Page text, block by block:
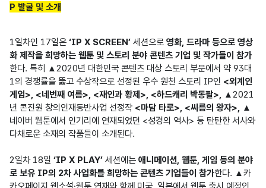
P 발굴 및 소개
1일차인 17일은 ‘IP X SCREEN’ 세션으로 영화, 드라마 등으로 영상
화 제작을 희망하는 웹툰 및 스토리 분야 콘텐츠 기업 및 작가들이 참가
한다. 특히 ▲2020년 대한민국 콘텐츠 대상 스토리 부문에서 약 93대
1의 경쟁률을 뚫고 수상작으로 선정된 우수 원천 스토리 IP인 <외계인
게임>, <네번째 여름>, <재인과 황제>, <하드캐리 박동팔>, ▲2021
년 콘진원 창의인재동반사업 선정작 <마담 타로>, <씨름의 왕자>, ▲
네이버 웹툰에서 인기리에 연재되었던 <성경의 역사> 등 탄탄한 서사와
다채로운 소재의 작품들이 소개된다.
2일차 18일 ‘IP X PLAY’ 세션에는 애니메이션, 웹툰, 게임 등의 분야
로 보유 IP의 2차 사업화를 희망하는 콘텐츠 기업들이 참가한다. ▲카